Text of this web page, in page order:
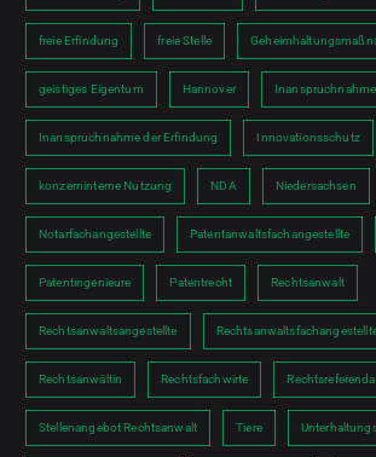
freie Erfindung freie Stelle
geistiges Eigentum Hannover Inanspruchnahme
Inanspruchnahme der Erfindung Innovationsschutz
konzerninterne Nutzung NDA Niedersachsen
Notarfachangestellte Patentanwaltsfachangestellte
Patentingenieure Patentrecht Rechtsanwalt
Rechtsanwaltsangestellte
Rechtsanwältin Rechtsfachwirte
Stellenangebot Rechtsanwalt Tiere